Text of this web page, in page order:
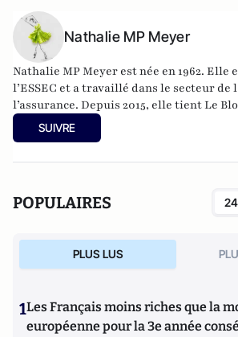
Nathalie MP Meyer
Nathalie MP Meyer est née en 1962. Elle
l’ESSEC et a travaillé dans le secteur de
l’assurance. Depuis 2015, elle tient Le
avec l’objectif de faire connaître le
d’expliquer en quoi il constituerait une
SUIVRE
POPULAIRES
PLUS LUS
1Les Français moins riches que la
européenne pour la 3e année